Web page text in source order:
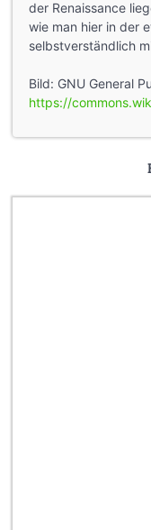
der Renaissance
wie man hier in der
selbstverständlich
Bild: GNU General
https://